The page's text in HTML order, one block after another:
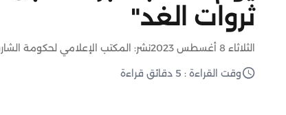
ثروات الغد"
الثلاثاء 8 أغسطس 2023 نشر: المكتب الإعلامي لحكومة
وقت القراءة : 5 دقائق قراءة